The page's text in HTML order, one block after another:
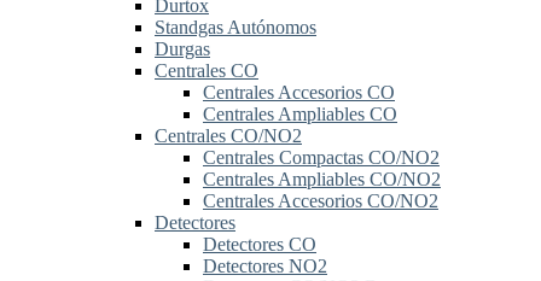
Durtox
Standgas Autónomos
Durgas
Centrales CO
Centrales Accesorios CO
Centrales Ampliables CO
Centrales CO/NO2
Centrales Compactas CO/NO2
Centrales Ampliables CO/NO2
Centrales Accesorios CO/NO2
Detectores
Detectores CO
Detectores NO2